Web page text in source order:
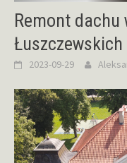
Remont dachu
2023-09-29